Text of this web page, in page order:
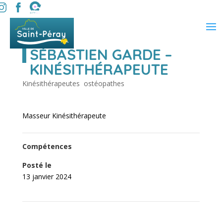
SÉBASTIEN GARDE –
KINÉSITHÉRAPEUTE
Kinésithérapeutes  ostéopathes
Masseur Kinésithérapeute
Compétences
Posté le
13 janvier 2024